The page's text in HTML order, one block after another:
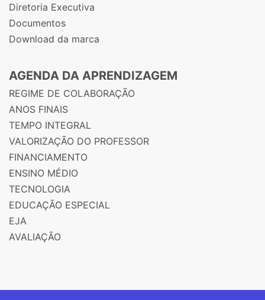
Diretoria Executiva
Documentos
Download da marca
AGENDA DA APRENDIZAGEM
REGIME DE COLABORAÇÃO
ANOS FINAIS
TEMPO INTEGRAL
VALORIZAÇÃO DO PROFESSOR
FINANCIAMENTO
ENSINO MÉDIO
TECNOLOGIA
EDUCAÇÃO ESPECIAL
EJA
AVALIAÇÃO